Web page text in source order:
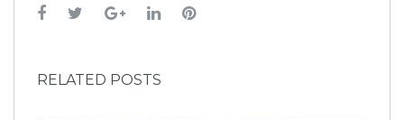
Facebook
TwitterGoogle+
LinkedInPinterest
RELATED POSTS